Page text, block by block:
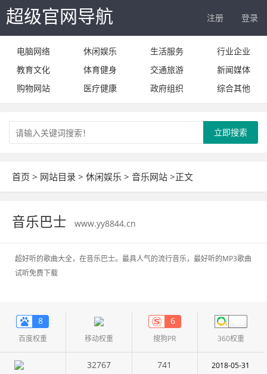
超级官网导航 注册 登录
电脑网络 休闲娱乐 生活服务
行业企业
教育文化
体育健身 交通旅游
新闻媒体
购物网站
医疗健康 政府组织 综合其他
立即搜索
首页 > 网站目录 > 休闲娱乐 > 音乐网站 >正文
音乐巴士 www.yy8844.cn
超好听的歌曲大全，在音乐巴士。最具人气的流行音乐，最好听的MP3歌曲
试听免费下载
8
百度权重 移动权重
6
搜狗PR 360权重
32767 741
2018-05-31